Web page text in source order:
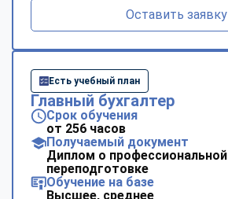
Оставить заявку
Есть учебный план
Главный бухгалтер
Срок обучения
от 256 часов
Получаемый документ
Диплом о профессиональной
переподготовке
Обучение на базе
Высшее, среднее